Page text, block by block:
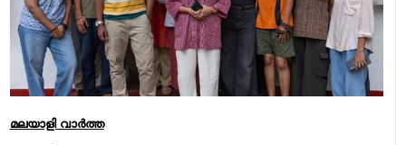
മലയാളി വാര്‍ത്ത